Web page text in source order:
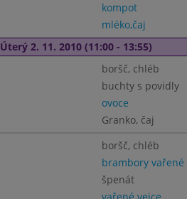
kompot
mléko,čaj
Úterý 2. 11. 2010 (11:00 - 13:55)
boršč, chléb
buchty s povidly
ovoce
Granko, čaj
boršč, chléb
brambory vařené
špenát